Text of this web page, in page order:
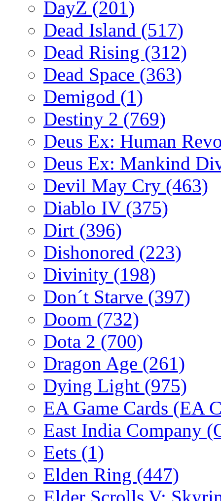
DayZ (201)
Dead Island (517)
Dead Rising (312)
Dead Space (363)
Demigod (1)
Destiny 2 (769)
Deus Ex: Human
Deus Ex: Mankind
Devil May Cry (463)
Diablo IV (375)
Dirt (396)
Dishonored (223)
Divinity (198)
Don´t Starve (397)
Doom (732)
Dota 2 (700)
Dragon Age (261)
Dying Light (975)
EA Game Cards (EA
East India Company
Eets (1)
Elden Ring (447)
Elder Scrolls V: